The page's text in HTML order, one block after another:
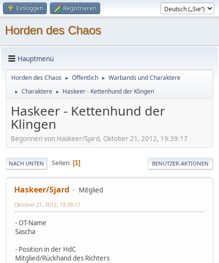
Einloggen Registrieren
Horden des Chaos
Hauptmenü
Horden des Chaos ► Öffentlich ► Warbands und Charaktere
► Charaktere ► Haskeer - Kettenhund der Klingen
Haskeer - Kettenhund der
Klingen
Begonnen von Haskeer/Sjard, Oktober 21, 2012, 19:39:17
NACH UNTEN Seiten 1 BENUTZER-AKTIONEN
Haskeer/Sjard Mitglied
Oktober 21, 2012, 19:39:17
- OT-Name
Sascha
- Position in der HdC
Mitglied/Rückhand des Richters